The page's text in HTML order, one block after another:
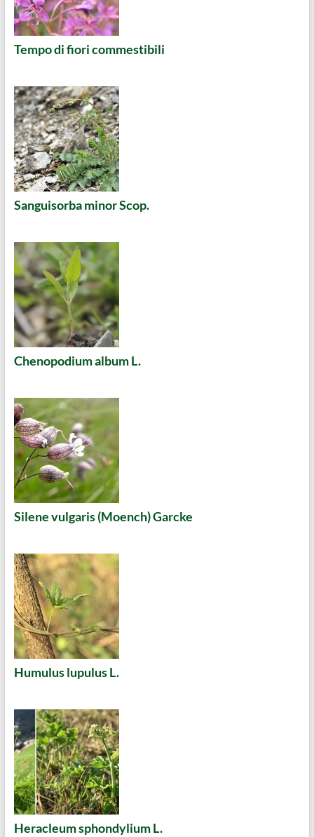
Tempo di fiori commestibili
Sanguisorba minor Scop.
Chenopodium album L.
Silene vulgaris (Moench) Garcke
Humulus lupulus L.
Heracleum sphondylium L.